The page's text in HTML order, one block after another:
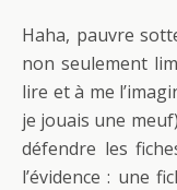
Haha, pauvre
non seulement
lire et à me
je jouais une
défendre les
l’évidence : une